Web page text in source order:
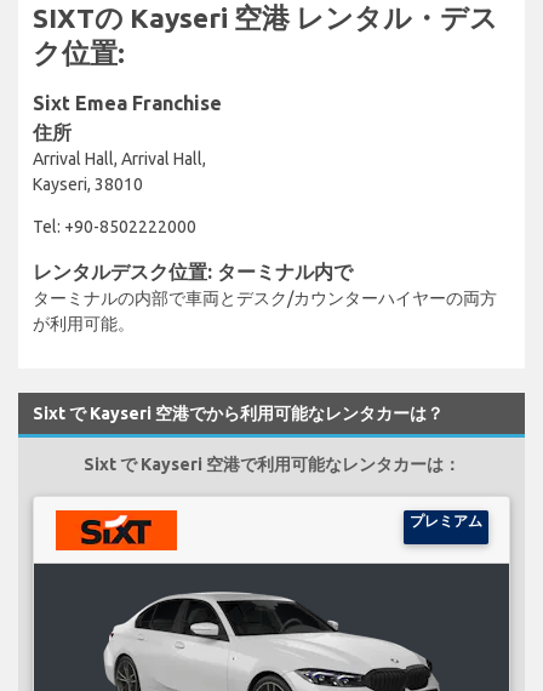
SIXTの Kayseri 空港 レンタル・デス
ク位置:
Sixt Emea Franchise
住所
Arrival Hall, Arrival Hall,
Kayseri, 38010
Tel: +90-8502222000
レンタルデスク位置: ターミナル内で
ターミナルの内部で車両とデスク/カウンターハイヤーの両方
が利用可能。
Sixt で Kayseri 空港でから利用可能なレンタカーは？
Sixt で Kayseri 空港で利用可能なレンタカーは：
プレミアム